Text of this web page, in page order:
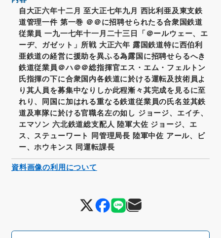
自大正六年十二月 至大正七年九月 西比利亜及東支鉄
道管理一件 第一巻 ＠＠に招聘せられたる合衆国鉄道
従業員 一九一七年十一月二十三日「＠ールウェー、エ
ーヂ、ガゼット」所戦 大正六年 露国鉄道特に西伯利
亜鉄道の経営に援助を異ふる為露国に招聘せらるへき
鉄道従業員＠ハ＠＠総指揮官エス・エム・フェルトン
氏指揮の下に合衆国内各鉄道に於ける運転及技術員よ
り其人員を募集中なりしか此程漸々其完成を見るに至
れり、同国に加はれる重なる鉄道従業員の氏名並其鉄
道及車隊に於ける官職名左の如し ジョージ、エイチ、
エマソン 六北鉄道総支配人 陸軍大佐 ジョージ、エ
ス、ステューワート 同管理局長 陸軍中佐 アール、ビ
ー、ホウキンス 同運転課長
資料画像の利用について